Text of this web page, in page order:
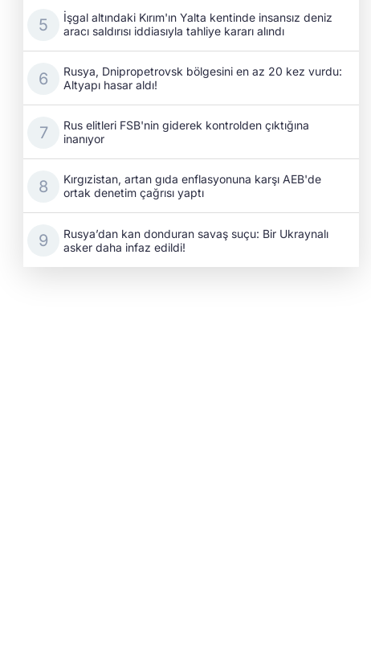
İşgal altındaki Kırım'ın Yalta kentinde insansız deniz
aracı saldırısı iddiasıyla tahliye kararı alındı
Rusya, Dnipropetrovsk bölgesini en az 20 kez vurdu:
Altyapı hasar aldı!
Rus elitleri FSB'nin giderek kontrolden çıktığına
inanıyor
Kırgızistan, artan gıda enflasyonuna karşı AEB'de
ortak denetim çağrısı yaptı
Rusya’dan kan donduran savaş suçu: Bir Ukraynalı
asker daha infaz edildi!